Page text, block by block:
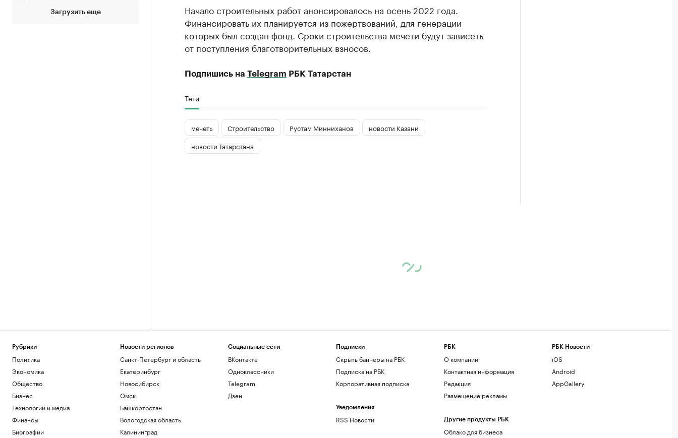
Загрузить еще
Начало строительных работ анонсировалось на осень 2022 года.
Финансировать их планируется из пожертвований, для генерации
которых был создан фонд. Сроки строительства мечети будут зависеть
от поступления благотворительных взносов.
Подпишись на Telegram РБК Татарстан
Теги
мечеть Строительство Рустам Минниханов
новости Казани
новости Татарстана
Рубрики
Политика
Экономика
Общество
Бизнес
Технологии и медиа
Финансы
Биографии
Новости регионов
Санкт-Петербург и область
Екатеринбург
Новосибирск
Омск
Башкортостан
Вологодская область
Калининград
Социальные сети
ВКонтакте
Одноклассники
Telegram
Дзен
Подписки
Скрыть баннеры на РБК
Подписка на РБК
Корпоративная подписка
Уведомления
RSS Новости
РБК
О компании
Контактная информация
Редакция
Размещение рекламы
Другие продукты РБК
Облако для бизнеса
РБК Новости
iOS
Android
AppGallery